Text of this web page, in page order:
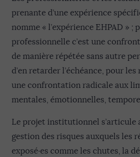
prenante d’une expérience
nomme « l’expérience EHPAD » ;
professionnelle c’est une
de manière répétée sans autre
d’en retarder l’échéance, pour les
une confrontation radicale aux
mentales, émotionnelles,
Le projet institutionnel s’articule
gestion des risques auxquels les
exposé·es comme les chutes, la